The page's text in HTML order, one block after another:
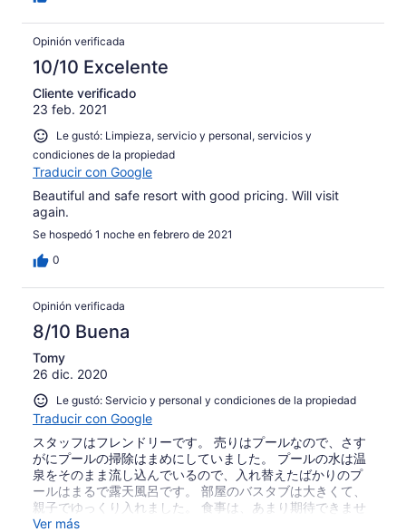
Opinión verificada
10/10 Excelente
Cliente verificado
23 feb. 2021
Le gustó: Limpieza, servicio y personal, servicios y
condiciones de la propiedad
Traducir con Google
Beautiful and safe resort with good pricing. Will visit
again.
Se hospedó 1 noche en febrero de 2021
0
Opinión verificada
8/10 Buena
Tomy
26 dic. 2020
Le gustó: Servicio y personal y condiciones de la propiedad
Traducir con Google
スタッフはフレンドリーです。 売りはプールなので、さす
がにプールの掃除はまめにしていました。 プールの水は温
泉をそのまま流し込んでいるので、入れ替えたばかりのプ
ールはまるで露天風呂です。 部屋のバスタブは大きくて、
親子でゆっくり入れました。 食事は、あまり期待できませ
ん。
Ver más